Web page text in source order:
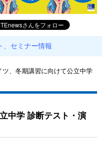
、セミナー情報
ツ、冬期講習に向けて公立中学
中学 診断テスト・演